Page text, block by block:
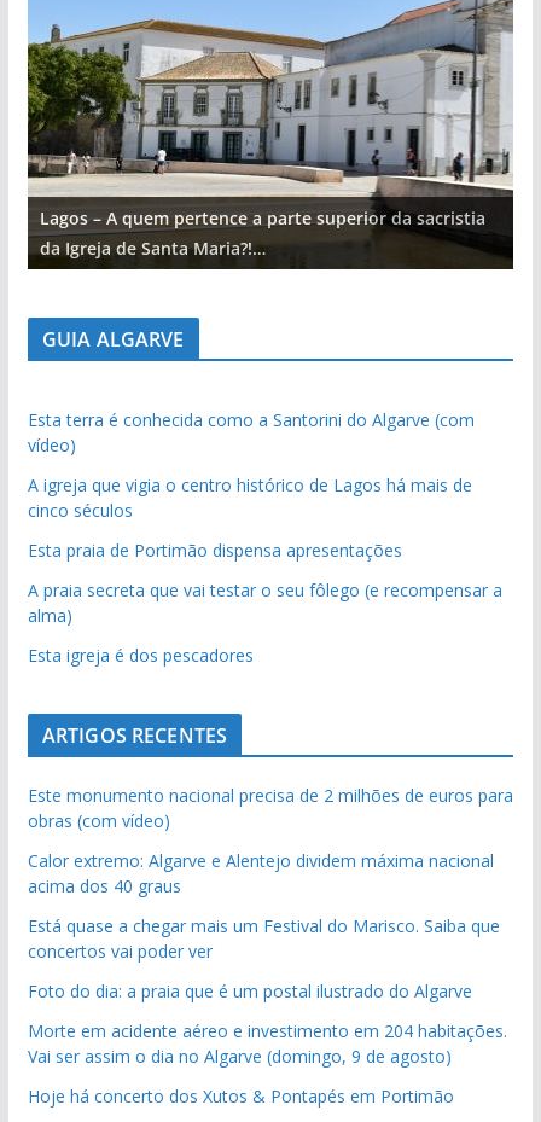
Lagos – A quem pertence a parte superior da sacristia
da Igreja de Santa Maria?!…
GUIA ALGARVE
Esta terra é conhecida como a Santorini do Algarve (com
vídeo)
A igreja que vigia o centro histórico de Lagos há mais de
cinco séculos
Esta praia de Portimão dispensa apresentações
A praia secreta que vai testar o seu fôlego (e recompensar a
alma)
Esta igreja é dos pescadores
ARTIGOS RECENTES
Este monumento nacional precisa de 2 milhões de euros para
obras (com vídeo)
Calor extremo: Algarve e Alentejo dividem máxima nacional
acima dos 40 graus
Está quase a chegar mais um Festival do Marisco. Saiba que
concertos vai poder ver
Foto do dia: a praia que é um postal ilustrado do Algarve
Morte em acidente aéreo e investimento em 204 habitações.
Vai ser assim o dia no Algarve (domingo, 9 de agosto)
Hoje há concerto dos Xutos & Pontapés em Portimão